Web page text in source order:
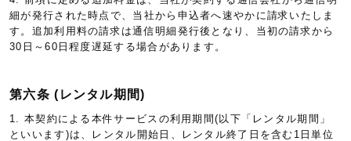
細が発行された時点で、当社から申込者へ速やかに請求いたしま
す。追加利用料の請求は通信明細発行後となり、当初の請求から
30日～60日程度遅延する場合があります。
第六条 (レンタル期間)
1. 本契約による本件サービスの利用期間(以下「レンタル期間」
といいます)は、レンタル開始日、レンタル終了日を含む1日単位